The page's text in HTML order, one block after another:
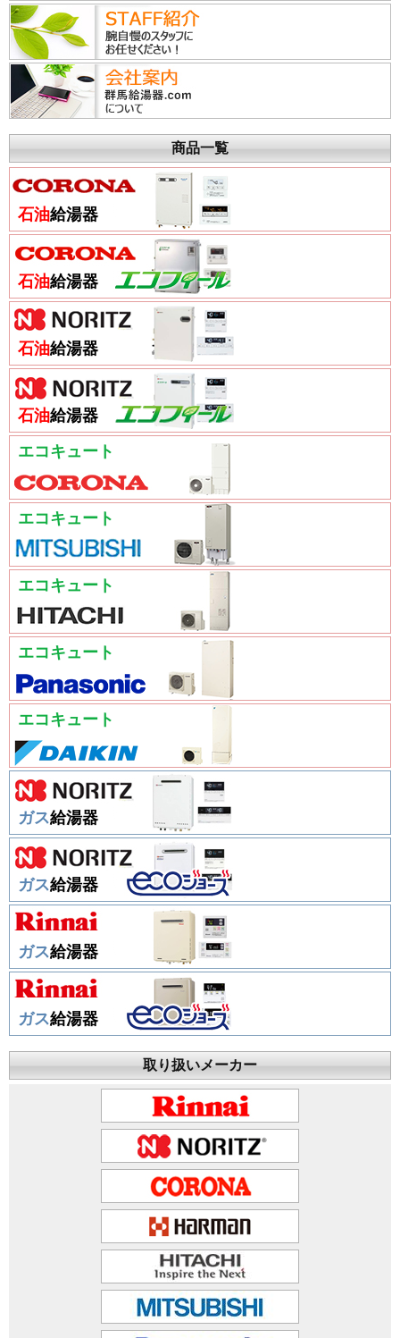
商品一覧
石油給湯器
石油給湯器
石油給湯器
石油給湯器
エコキュート
エコキュート
エコキュート
エコキュート
エコキュート
ガス給湯器
ガス給湯器
ガス給湯器
ガス給湯器
取り扱いメーカー